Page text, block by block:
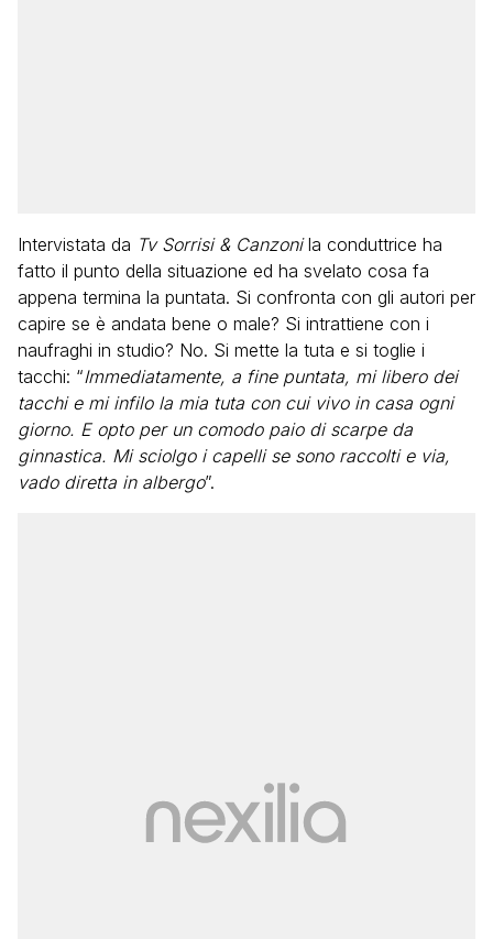
Intervistata da Tv Sorrisi & Canzonila conduttrice ha
fatto il punto della situazione ed ha svelato cosa fa
appena termina la puntata. Si confronta con gli autori per
capire se è andata bene o male? Si intrattiene con i
naufraghi in studio? No. Si mette la tuta e si toglie i
tacchi: “Immediatamente, a fine puntata, mi libero dei
tacchi e mi infilo la mia tuta con cui vivo in casa ogni
giorno. E opto per un comodo paio di scarpe da
ginnastica. Mi sciolgo i capelli se sono raccolti e via,
vado diretta in albergo”.